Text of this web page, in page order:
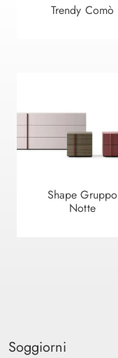
Trendy Comò
Shape Gruppo
Notte
Soggiorni